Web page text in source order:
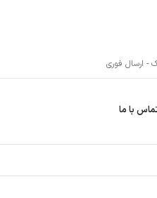
- ارسال فوری
با ما